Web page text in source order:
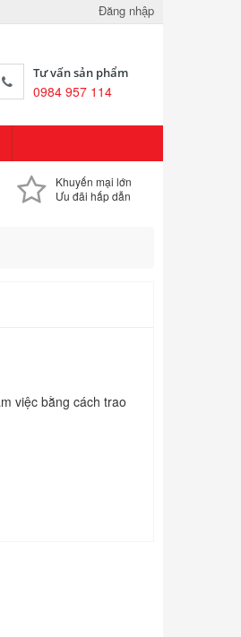
Đăng nhập
Tư vấn sản phẩm
0984 957 114
Khuyến mại lớn
Ưu đãi hấp dẫn
việc bằng cách trao